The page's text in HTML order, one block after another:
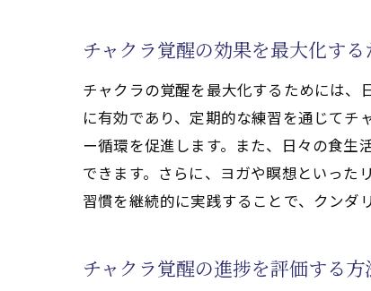
クンダリニーパ
エネルギーの流
クンダリニー体
気功(天啓気功
気功(天啓気功治療や
心身の健康を維
チャクラ覚醒の効果を最大化す
チャクラの覚醒を最大化するためには、
に有効であり、定期的な練習を通じて
ー循環を促進します。また、日々の食生
できます。さらに、ヨガや瞑想といった
習慣を継続的に実践することで、クンダ
チャクラ覚醒の進捗を評価する方